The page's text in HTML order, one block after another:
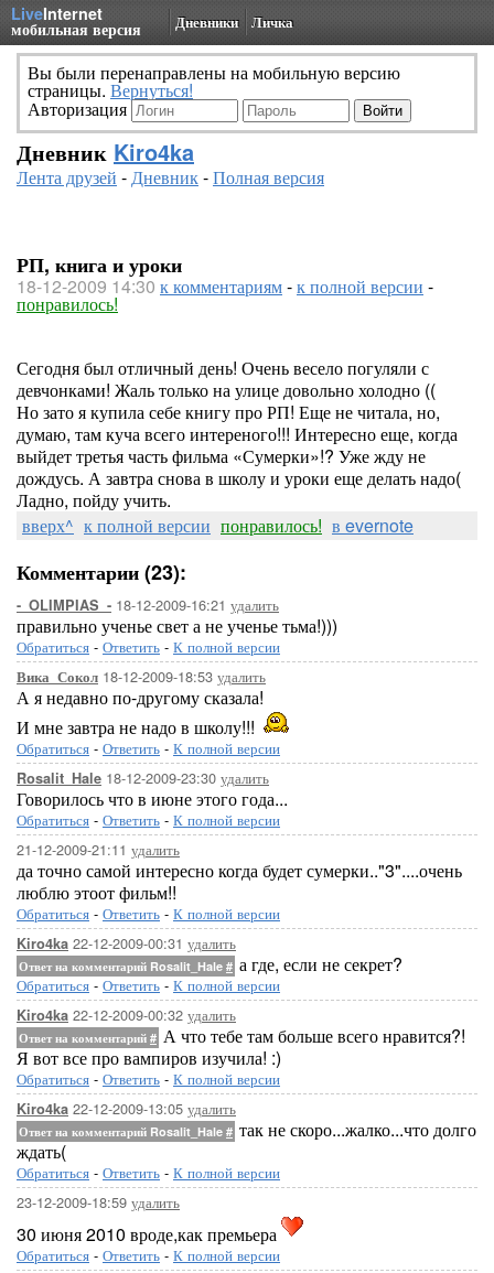
LiveInternet
мобильная версия Дневники Личка
Вы были перенаправлены на мобильную версию
страницы. Вернуться!
Авторизация
Дневник Kiro4ka
Лента друзей -Дневник-Полная версия
РП, книга и уроки
18-12-2009 14:30 к комментариям-к полной версии -
понравилось!
Сегодня был отличный день! Очень весело погуляли с
девчонками! Жаль только на улице довольно холодно ((
Но зато я купила себе книгу про РП! Еще не читала, но,
думаю, там куча всего интереного!!! Интересно еще, когда
выйдет третья часть фильма «Сумерки»!? Уже жду не
дождусь. А завтра снова в школу и уроки еще делать надо(
Ладно, пойду учить.
вверх^ к полной версии понравилось! в evernote
Комментарии (23):
-_OLIMPIAS_- 18-12-2009-16:21 удалить
правильно ученье свет а не ученье тьма!)))
Обратиться - Ответить - К полной версии
Вика_Сокол 18-12-2009-18:53 удалить
А я недавно по-другому сказала!
И мне завтра не надо в школу!!!
Обратиться - Ответить - К полной версии
Rosalit_Hale 18-12-2009-23:30 удалить
Говорилось что в июне этого года...
Обратиться - Ответить - К полной версии
21-12-2009-21:11 удалить
да точно самой интересно когда будет сумерки.."3"....очень
люблю этоот фильм!!
Обратиться - Ответить - К полной версии
Kiro4ka 22-12-2009-00:31 удалить
Ответ на комментарий Rosalit_Hale # а где, если не секрет?
Обратиться - Ответить - К полной версии
Kiro4ka 22-12-2009-00:32 удалить
Ответ на комментарий # А что тебе там больше всего нравится?!
Я вот все про вампиров изучила! :)
Обратиться - Ответить - К полной версии
Kiro4ka 22-12-2009-13:05 удалить
Ответ на комментарий Rosalit_Hale # так не скоро...жалко...что долго
ждать(
Обратиться - Ответить - К полной версии
23-12-2009-18:59 удалить
30 июня 2010 вроде,как премьера
Обратиться - Ответить - К полной версии